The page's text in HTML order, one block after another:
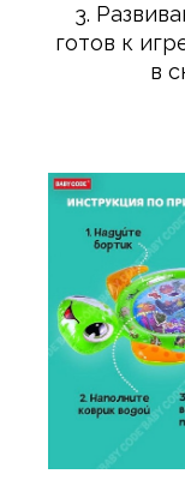
3.
готов к
в